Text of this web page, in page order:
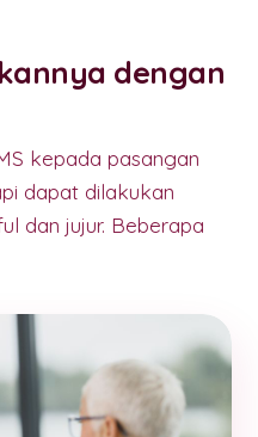
dengan
kepada pasangan
dapat dilakukan
dan jujur. Beberapa